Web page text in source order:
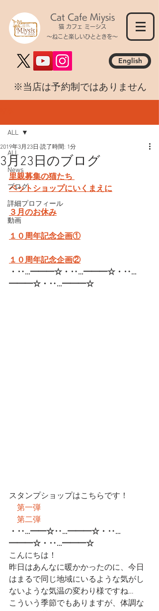
Cat Cafe Miysis
猫 カフェ ミーシス
～ねこと楽しいひとときを～
English
​※当店は予約制ではありません
ALL
News
ブログ
詳細プロフィール
動画
ALL
3月23日のブログ
2019年3月23日 読了時間: 1分
里親募集の猫たち
ペットショップにいくまえに
３月のお休み
１０周年記念企画①
１０周年記念企画②
・‥…━━━☆・‥…━━━☆・‥…
━━━☆・‥…━━━☆
スタンプショップはこちらです！
第一弾
第二弾
・‥…━━☆‥…━━━☆・‥…
━━━☆・‥…━━━☆
こんにちは！
昨日はあんなに暖かかったのに、今日
はまるで同じ地域にいるような気がし
ないような気温の変わり様ですね…
こういう季節でもありますが、体調な